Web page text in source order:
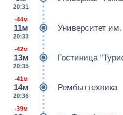
20:31
-44м
11м
20:33
Университет
-42м
13м
20:35
Гостиница
-41м
14м
20:36
Рембыттехника
-39м